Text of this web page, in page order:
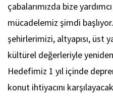
çabalarımızda bize
mücadelemiz şimdi
şehirlerimizi, altyapısı, üst
kültürel değerleriyle
Hedefimiz 1 yıl içinde
konut ihtiyacını